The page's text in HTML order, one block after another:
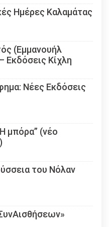
Ημέρες Καλαμάτας
(Εμμανουήλ
Εκδόσεις Κίχλη
Νέες Εκδόσεις
μπόρα” (νέο
του Νόλαν